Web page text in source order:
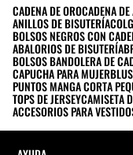
CADENA DE OROCADENA
ANILLOS DE BISUTERÍA
BOLSOS NEGROS CON
ABALORIOS DE BISUTERÍA
BOLSOS BANDOLERA DE
CAPUCHA PARA MUJER
PUNTOS MANGA CORTA
TOPS DE JERSEYCAMISETA
ACCESORIOS PARA